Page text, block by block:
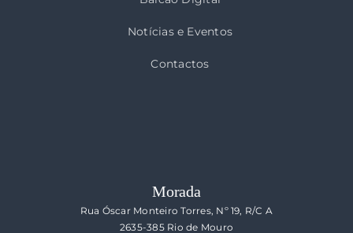
Notícias e Eventos
Contactos
Morada
Rua Óscar Monteiro Torres, Nº 19, R/C A
2635-385 Rio de Mouro